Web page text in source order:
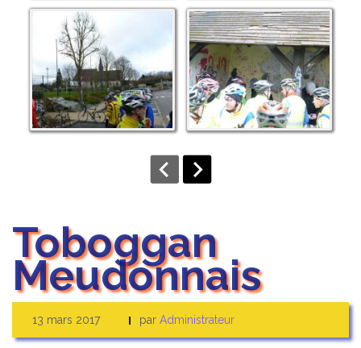
Toboggan
Meudonnais
13 mars 2017 par Administrateur